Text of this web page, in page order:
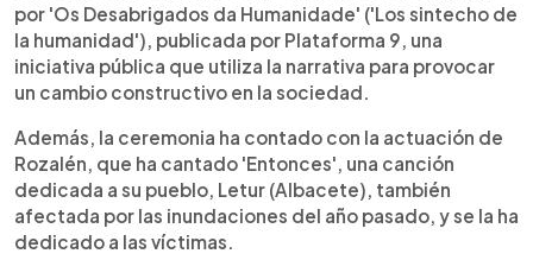
por 'Os Desabrigados da Humanidade' ('Los sintecho de
la humanidad'), publicada por Plataforma 9, una
iniciativa pública que utiliza la narrativa para provocar
un cambio constructivo en la sociedad.
Además, la ceremonia ha contado con la actuación de
Rozalén, que ha cantado 'Entonces', una canción
dedicada a su pueblo, Letur (Albacete), también
afectada por las inundaciones del año pasado, y se la ha
dedicado a las víctimas.